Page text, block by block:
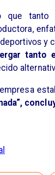
que
y
tanto